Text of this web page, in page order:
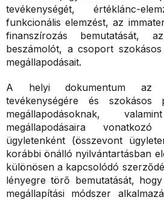
tevékenységét, értéklánc-
funkcionális elemzést, az
finanszírozás bemutatását,
beszámolót, a csoport
megállapodásait.
A helyi dokumentum az
tevékenységére és szokásos
megállapodásoknak,
megállapodásaira
ügyletenként (összevont
korábbi önálló nyilvántartásban
különösen a kapcsolódó
lényegre törő bemutatását,
megállapítási módszer